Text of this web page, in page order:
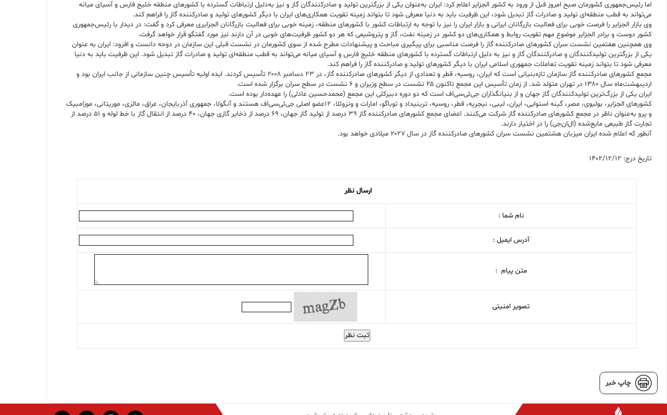
اما رئیس‌جمهوری کشورمان صبح امروز قبل از ورود به کشور الجزایر اعلام کرد: ایران به‌عنوان یکی از بزرگترین تولید و صادرکنندگان گاز و نیز به‌دلیل ارتباطات گسترده با کشورهای منطقه خلیج فارس و آسیای میانه
می‌تواند به قطب منطقه‌ای تولید و صادرات گاز تبدیل شود، این ظرفیت باید به دنیا معرفی شود تا بتواند زمینه تقویت همکاری‌های ایران با دیگر کشورهای تولید و صادرکننده گاز را فراهم کند.
وی بازار الجزایر را فرصت خوبی برای فعالیت بازرگانان ایرانی و بازار ایران را نیز با توجه به ارتباطات کشور با کشورهای منطقه، زمینه خوبی برای فعالیت بازرگانان الجزایری معرفی کرد و گفت: در دیدار با رئیس‌جمهوری
کشور دوست و برادر الجزایر موضوع مهم تقویت روابط و همکاری‌های دو کشور در زمینه نفت، گاز و پتروشیمی که هر دو کشور ظرفیت‌های خوبی در آن دارند نیز مورد گفتگو قرار خواهد گرفت.
وی همچنین هفتمین نشست سران کشورهای صادرکننده گاز را فرصت مناسبی برای پیگیری مباحث و پیشنهادات مطرح شده از سوی کشورمان در نشست قبلی این سازمان در دوحه دانست و افزود: ایران به عنوان
یکی از بزرگترین تولیدکنندگان و صادرکنندگان گاز و نیز به دلیل ارتباطات گسترده با کشورهای منطقه خلیج فارس و آسیای میانه می‌تواند به قطب منطقه‌ای تولید و صادرات گاز تبدیل شود. این ظرفیت باید به دنیا
معرفی شود تا بتواند زمینه تقویت تعاملات جمهوری اسلامی ایران با دیگر کشورهای تولید و صادرکننده گاز را فراهم کند.
مجمع کشورهای صادرکننده گاز سازمان تازه‌بنیانی است که ایران، روسیه، قطر و تعدادی از دیگر کشورهای صادرکننده گاز، در ۲۳ دسامبر ۲۰۰۸ تأسیس کردند. ایده اولیه تأسیس چنین سازمانی از جانب ایران بود و
اردیبهشت‌ماه سال ۱۳۸۰ در تهران متولد شد. از زمان تأسیس این مجمع تاکنون ۲۵ نشست در سطح وزیران و ۶ نشست در سطح سران برگزار شده است.
ایران یکی از بزرگ‌ترین تولیدکنندگان گاز جهان و از بنیانگذاران جی‌ئی‌سی‌اف است که دو دوره دبیرکلی این مجمع (محمدحسین عادلی) را عهده‌دار بوده است.
کشورهای الجزایر، بولیوی، مصر، گینه استوایی، ایران، لیبی، نیجریه، قطر، روسیه، ترینیداد و توباگو، امارات و ونزوئلا، ۱۲عضو اصلی جی‌ئی‌سی‌اف هستند و آنگولا، جمهوری آذربایجان، عراق، مالزی، موریتانی، موزامبیک
و پرو به‌عنوان ناظر در مجمع کشورهای صادرکننده گاز شرکت می‌کنند. اعضای مجمع کشورهای صادرکننده گاز ۳۹ درصد از تولید گاز جهان، ۶۹ درصد از ذخایر گازی جهان، ۴۰ درصد از انتقال گاز با خط لوله و ۵۱ درصد از
تجارت گاز طبیعی مایع‌شده (ال‌ان‌جی) را در اختیار دارند.
آنطور که اعلام شده ایران میزبان هشتمین نشست سران کشورهای صادرکننده گاز در سال ۲۰۲۷ میلادی خواهد بود.
تاریخ درج: 1402/12/12
ارسال نظر
نام شما :
آدرس ایمیل :
متن پیام :
تصویر امنیتی
ثبت نظر
چاپ خبر